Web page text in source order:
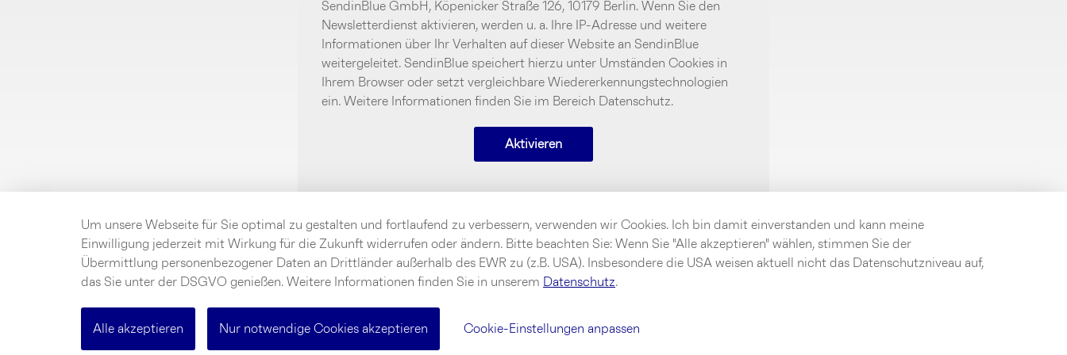
SendinBlue GmbH, Köpenicker Straße 126, 10179 Berlin. Wenn Sie den
Newsletterdienst aktivieren, werden u. a. Ihre IP-Adresse und weitere
Informationen über Ihr Verhalten auf dieser Website an SendinBlue
weitergeleitet. SendinBlue speichert hierzu unter Umständen Cookies in
Ihrem Browser oder setzt vergleichbare Wiedererkennungstechnologien
ein. Weitere Informationen finden Sie im Bereich Datenschutz.
Aktivieren
Um unsere Webseite für Sie optimal zu gestalten und fortlaufend zu verbessern, verwenden wir Cookies. Ich bin damit einverstanden und kann meine
Einwilligung jederzeit mit Wirkung für die Zukunft widerrufen oder ändern. Bitte beachten Sie: Wenn Sie "Alle akzeptieren" wählen, stimmen Sie der
Übermittlung personenbezogener Daten an Drittländer außerhalb des EWR zu (z.B. USA). Insbesondere die USA weisen aktuell nicht das Datenschutzniveau auf,
das Sie unter der DSGVO genießen. Weitere Informationen finden Sie in unserem
Datenschutz.
Alle akzeptieren Nur notwendige Cookies akzeptieren Cookie-Einstellungen anpassen